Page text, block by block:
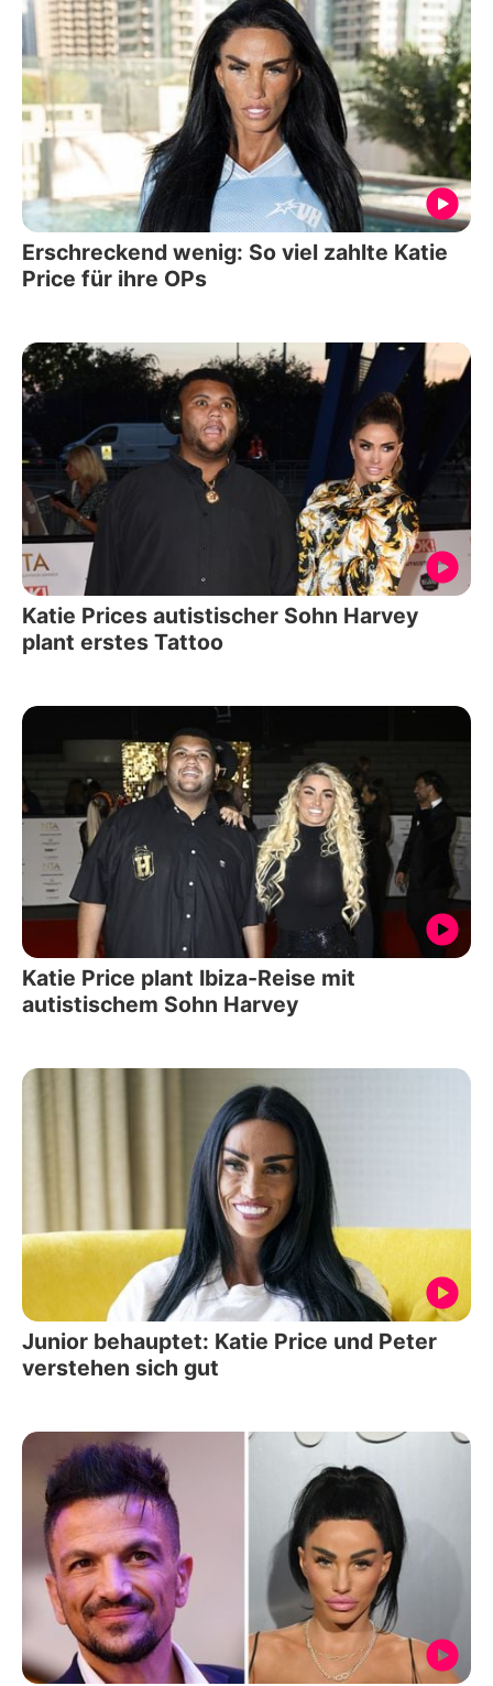
Erschreckend wenig: So viel zahlte Katie
Price für ihre OPs
Katie Prices autistischer Sohn Harvey
plant erstes Tattoo
Katie Price plant Ibiza-Reise mit
autistischem Sohn Harvey
Junior behauptet: Katie Price und Peter
verstehen sich gut